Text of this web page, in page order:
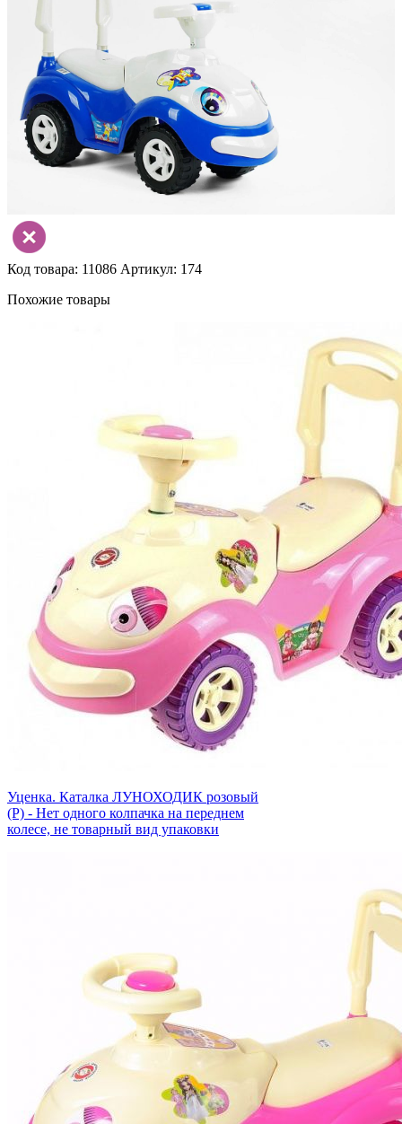
Код товара: 11086 Артикул: 174
Похожие товары
Уценка. Каталка ЛУНОХОДИК розовый
(Р) - Нет одного колпачка на переднем
колесе, не товарный вид упаковки